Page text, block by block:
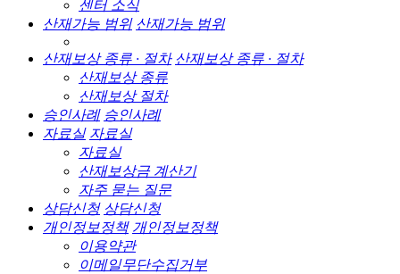
센터 소식
산재가능 범위 산재가능 범위
산재보상 종류 · 절차 산재보상 종류 · 절차
산재보상 종류
산재보상 절차
승인사례 승인사례
자료실 자료실
자료실
산재보상금 계산기
자주 묻는 질문
상담신청 상담신청
개인정보정책 개인정보정책
이용약관
이메일무단수집거부